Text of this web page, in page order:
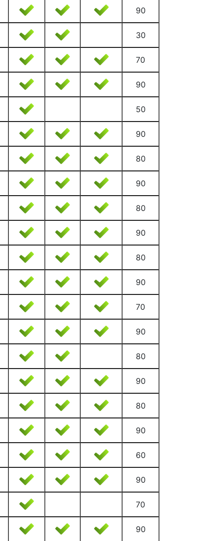
90
30
70
90
50
90
80
90
80
90
80
90
70
90
80
90
80
90
60
90
70
90